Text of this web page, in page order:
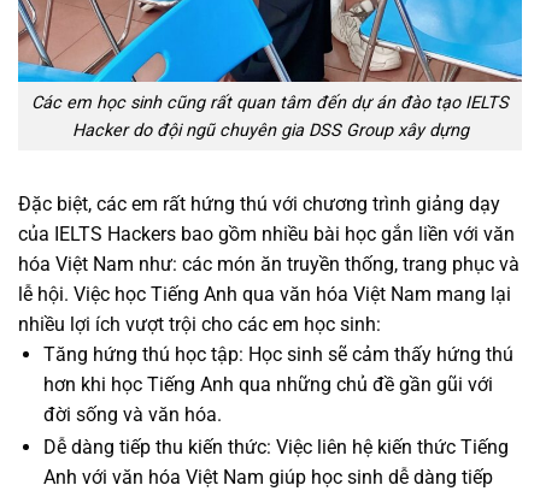
Các em học sinh cũng rất quan tâm đến dự án đào tạo IELTS
Hacker do đội ngũ chuyên gia DSS Group xây dựng
Đặc biệt, các em rất hứng thú với chương trình giảng dạy
của IELTS Hackers bao gồm nhiều bài học gắn liền với văn
hóa Việt Nam như: các món ăn truyền thống, trang phục và
lễ hội. Việc học Tiếng Anh qua văn hóa Việt Nam mang lại
nhiều lợi ích vượt trội cho các em học sinh:
Tăng hứng thú học tập: Học sinh sẽ cảm thấy hứng thú
hơn khi học Tiếng Anh qua những chủ đề gần gũi với
đời sống và văn hóa.
Dễ dàng tiếp thu kiến thức: Việc liên hệ kiến thức Tiếng
Anh với văn hóa Việt Nam giúp học sinh dễ dàng tiếp